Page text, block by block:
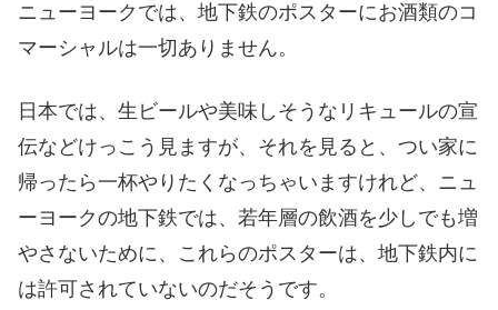
ニューヨークでは、地下鉄のポスターにお酒類のコ
マーシャルは一切ありません。
日本では、生ビールや美味しそうなリキュールの宣
伝などけっこう見ますが、それを見ると、つい家に
帰ったら一杯やりたくなっちゃいますけれど、ニュ
ーヨークの地下鉄では、若年層の飲酒を少しでも増
やさないために、これらのポスターは、地下鉄内に
は許可されていないのだそうです。